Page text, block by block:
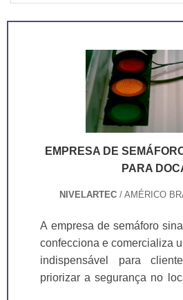
EMPRESA DE
PARA
NIVELARTEC / AMÉRICO
A empresa de semáforo
confecciona e comercializa
indispensável para
priorizar a segurança no